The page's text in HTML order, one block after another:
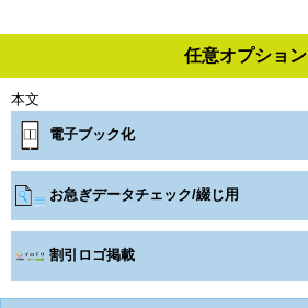
任意オプション
本文
電子ブック化
お急ぎデータチェック/綴じ用
割引ロゴ掲載